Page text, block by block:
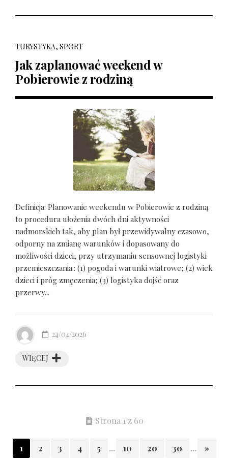
TURYSTYKA, SPORT
Jak zaplanować weekend w
Pobierowie z rodziną
Definicja: Planowanie weekendu w Pobierowie z rodziną
to procedura ułożenia dwóch dni aktywności
nadmorskich tak, aby plan był przewidywalny czasowo,
odporny na zmianę warunków i dopasowany do
możliwości dzieci, przy utrzymaniu sensownej logistyki
przemieszczania.: (1) pogoda i warunki wiatrowe; (2) wiek
dzieci i próg zmęczenia; (3) logistyka dojść oraz
przerwy...
WIĘCEJ
24/04/2026
Strona 1 z 60
1 2 3 4 5 ... 10 20 30 ... »